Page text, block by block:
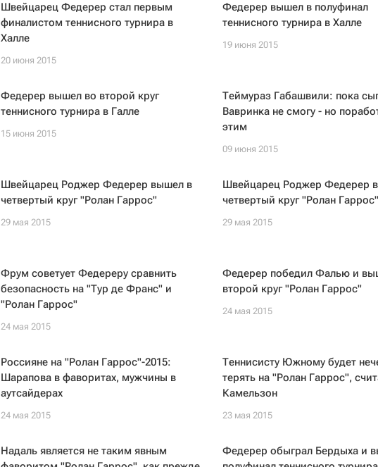
Швейцарец Федерер стал первым
финалистом теннисного турнира в
Халле
20 июня 2015
Федерер вышел в полуфинал
теннисного турнира в Халле
19 июня 2015
Федерер вышел во второй круг
теннисного турнира в Галле
15 июня 2015
Теймураз Габашвили: пока
Вавринка не смогу - но
этим
09 июня 2015
Швейцарец Роджер Федерер вышел в
четвертый круг "Ролан Гаррос"
29 мая 2015
Швейцарец Роджер Федерер
четвертый круг "Ролан Гаррос"
29 мая 2015
Фрум советует Федереру сравнить
безопасность на "Тур де Франс" и
"Ролан Гаррос"
24 мая 2015
Федерер победил Фалью и
второй круг "Ролан Гаррос"
24 мая 2015
Россияне на "Ролан Гаррос"-2015:
Шарапова в фаворитах, мужчины в
аутсайдерах
24 мая 2015
Теннисисту Южному будет
терять на "Ролан Гаррос",
Камельзон
23 мая 2015
Надаль является не таким явным
Федерер обыграл Бердыха и